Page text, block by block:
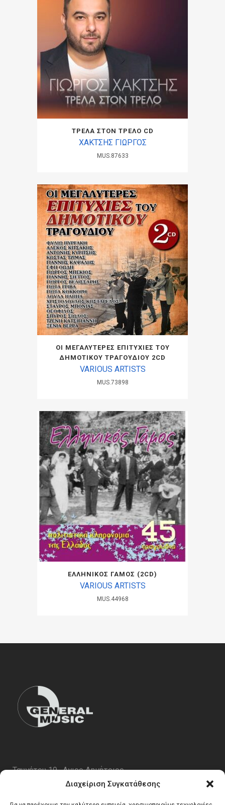
Διαχείριση Συγκατάθεσης
ΤΡΕΛΑ ΣΤΟΝ ΤΡΕΛΟ CD
ΧΑΚΤΣΗΣ ΓΙΩΡΓΟΣ
MUS.87633
ΟΙ ΜΕΓΑΛΥΤΕΡΕΣ ΕΠΙΤΥΧΙΕΣ ΤΟΥ
ΔΗΜΟΤΙΚΟΥ ΤΡΑΓΟΥΔΙΟΥ 2CD
VARIOUS ARTISTS
MUS.73898
ΕΛΛΗΝΙΚΟΣ ΓΑΜΟΣ (2CD)
VARIOUS ARTISTS
MUS.44968
Ταυγέτου 19 , Αγιος Δημήτριος